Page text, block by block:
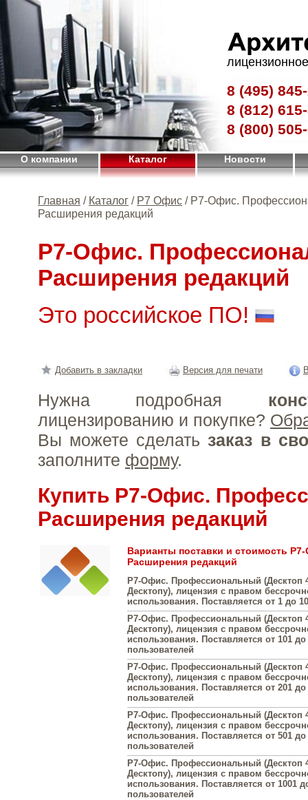
8 (495)
8 (812)
8 (800)
О компании Каталог Новости
Главная / Каталог / Р7 Офис / Р7-Офис.
Расширения редакций
Р7-Офис.
Расширения редакций
Это российское ПО!
Добавить в закладки Версия для печати
Нужна подробная
лицензированию и покупке?
Вы можете сделать заказ в
заполните форму.
Купить Р7-Офис.
Расширения редакций
Варианты поставки и стоимость
Расширения редакций
Р7-Офис. Профессиональный (Десктоп
Десктопу), лицензия с правом
использования. Поставляется от 1 до
Р7-Офис. Профессиональный (Десктоп
Десктопу), лицензия с правом
использования. Поставляется от 101 до
пользователей
Р7-Офис. Профессиональный (Десктоп
Десктопу), лицензия с правом
использования. Поставляется от 201 до
пользователей
Р7-Офис. Профессиональный (Десктоп
Десктопу), лицензия с правом
использования. Поставляется от 501 до
пользователей
Р7-Офис. Профессиональный (Десктоп
Десктопу), лицензия с правом
использования. Поставляется от 1001
пользователей